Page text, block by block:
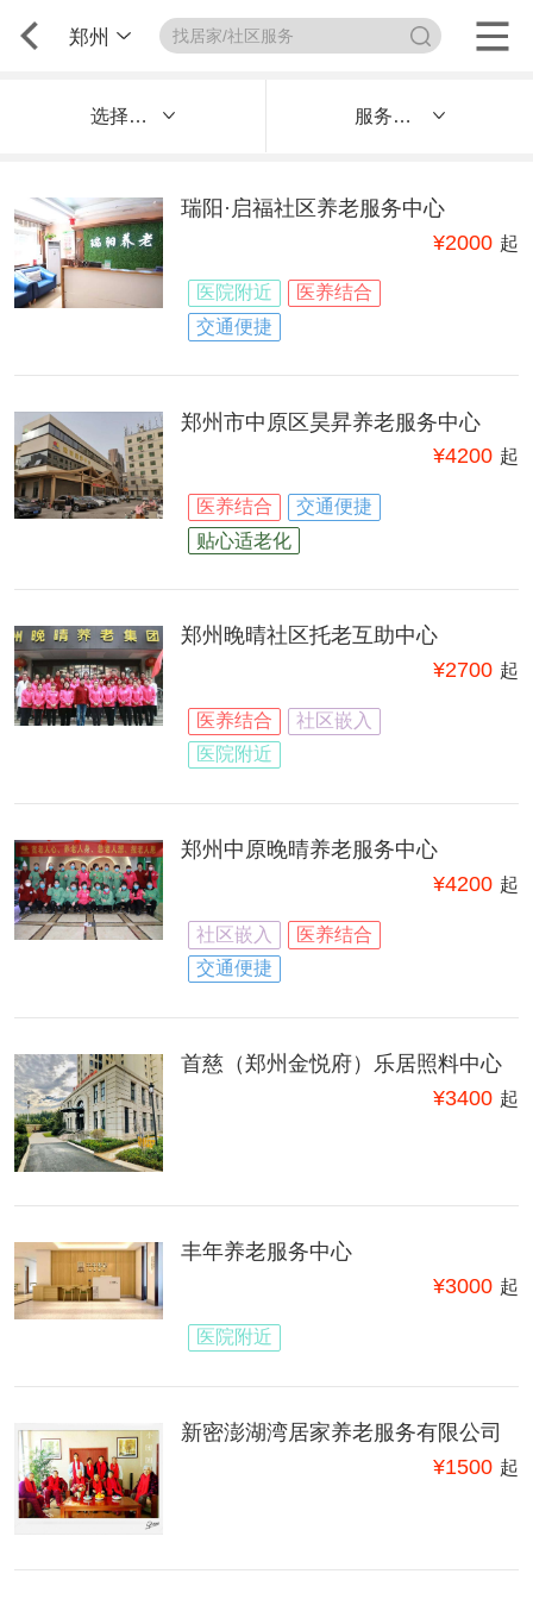
郑州
选择区域 服务内容
瑞阳·启福社区养老服务中心
医院附近
医养结合
交通便捷
¥2000 起
郑州市中原区昊昇养老服务中心
医养结合
交通便捷
贴心适老化
¥4200 起
郑州晚晴社区托老互助中心
医养结合
社区嵌入
医院附近
¥2700 起
郑州中原晚晴养老服务中心
社区嵌入
医养结合
交通便捷
¥4200 起
首慈（郑州金悦府）乐居照料中心
¥3400 起
丰年养老服务中心
医院附近
¥3000 起
新密澎湖湾居家养老服务有限公司
¥1500 起